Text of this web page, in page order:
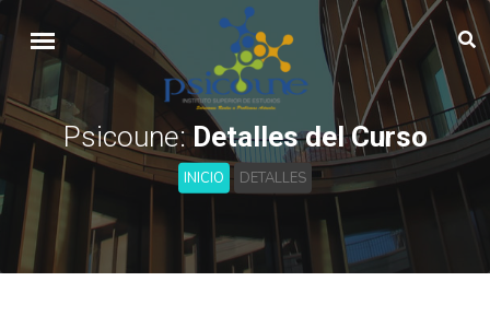
Psicoune:Detalles del Curso
INICIO DETALLES